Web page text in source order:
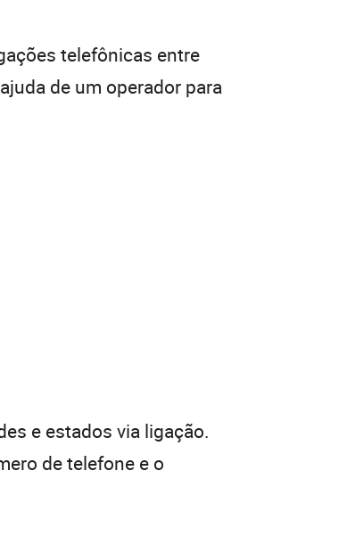
telefônicas entre
de um operador para
e estados via ligação.
de telefone e o